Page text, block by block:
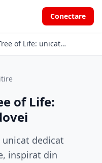
Conectare
Porsche 911 GT3 Tree of Life: unicat dedicat Moldovei
of Life:
unicat dedicat
inspirat din